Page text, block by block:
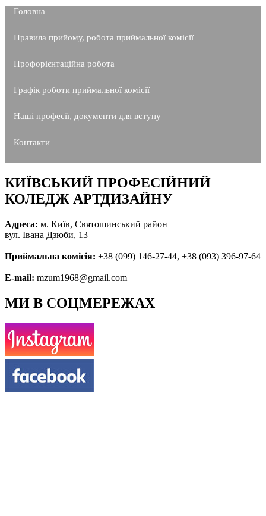
Головна
Правила прийому, робота приймальної комісії
Профорієнтаційна робота
Графік роботи приймальної комісії
Наші професії, документи для вступу
Контакти
КИЇВСЬКИЙ ПРОФЕСІЙНИЙ
КОЛЕДЖ АРТДИЗАЙНУ
Адреса: м. Київ, Святошинський район
вул. Івана Дзюби, 13
Приймальна комісія: +38 (099) 146-27-44, +38 (093) 396-97-64
E-mail: mzum1968@gmail.com
МИ В СОЦМЕРЕЖАХ